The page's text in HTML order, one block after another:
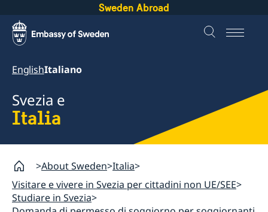
Sweden Abroad
EnglishItaliano
Svezia e
Italia
About Sweden Italia
Visitare e vivere in Svezia per cittadini non UE/SEE
Studiare in Svezia